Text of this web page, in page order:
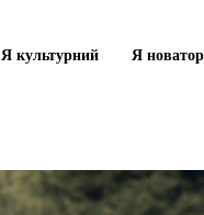
Я культурний Я новатор